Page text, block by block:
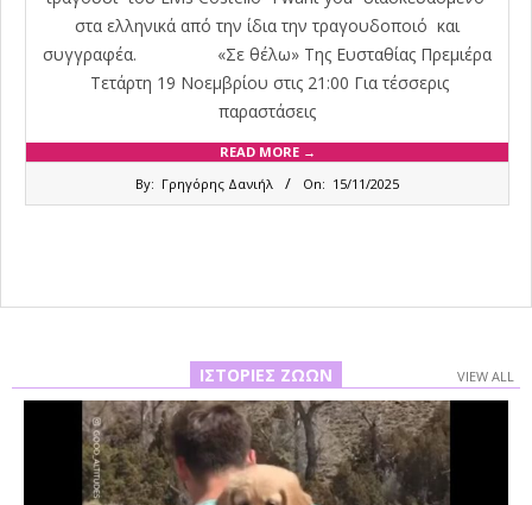
στα ελληνικά από την ίδια την τραγουδοποιό και
συγγραφέα. «Σε θέλω» Της Ευσταθίας Πρεμιέρα
Τετάρτη 19 Νοεμβρίου στις 21:00 Για τέσσερις
παραστάσεις
READ MORE →
By: Γρηγόρης Δανιήλ On: 15/11/2025
ΙΣΤΟΡΊΕΣ ΖΏΩΝ VIEW ALL